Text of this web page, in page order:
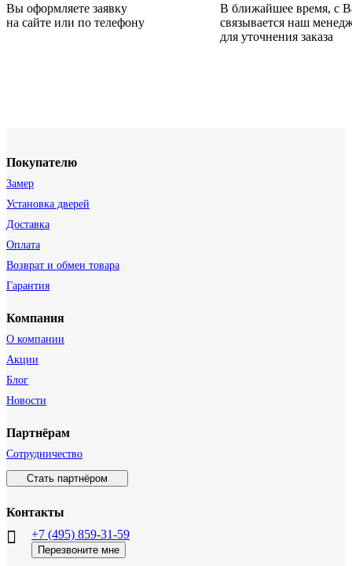
Вы оформляете заявку
на сайте или по телефону
В ближайшее время, с
связывается наш
для уточнения заказа
Покупателю
Замер
Установка дверей
Доставка
Оплата
Возврат и обмен товара
Гарантия
Компания
О компании
Акции
Блог
Новости
Партнёрам
Сотрудничество
Стать партнёром
Контакты
+7 (495) 859-31-59
Перезвоните мне